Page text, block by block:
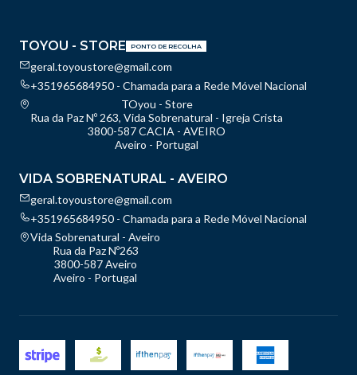
TOYOU - STORE PONTO DE RECOLHA
geral.toyoustore@gmail.com
+351965684950 - Chamada para a Rede Móvel Nacional
TOyou - Store
Rua da Paz Nº 263, Vida Sobrenatural - Igreja Crista
3800-587 CACIA - AVEIRO
Aveiro - Portugal
VIDA SOBRENATURAL - AVEIRO
geral.toyoustore@gmail.com
+351965684950 - Chamada para a Rede Móvel Nacional
Vida Sobrenatural - Aveiro
Rua da Paz Nº263
3800-587 Aveiro
Aveiro - Portugal